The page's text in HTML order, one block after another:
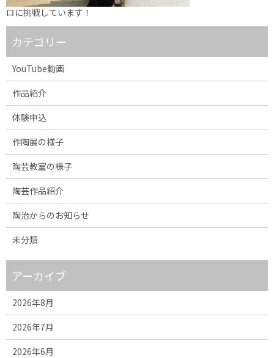
ロに挑戦しています！
カテゴリー
YouTube動画
作品紹介
体験申込
作陶展の様子
陶芸教室の様子
陶芸作品紹介
陶治からのお知らせ
未分類
アーカイブ
2026年8月
2026年7月
2026年6月